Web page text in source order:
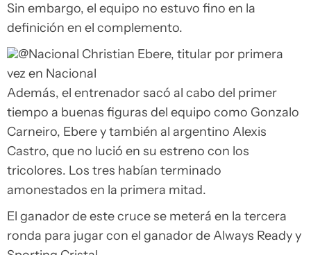
Sin embargo, el equipo no estuvo fino en la
definición en el complemento.
@Nacional Christian Ebere, titular por primera
vez en Nacional
Además, el entrenador sacó al cabo del primer
tiempo a buenas figuras del equipo como Gonzalo
Carneiro, Ebere y también al argentino Alexis
Castro, que no lució en su estreno con los
tricolores. Los tres habían terminado
amonestados en la primera mitad.
El ganador de este cruce se meterá en la tercera
ronda para jugar con el ganador de Always Ready y